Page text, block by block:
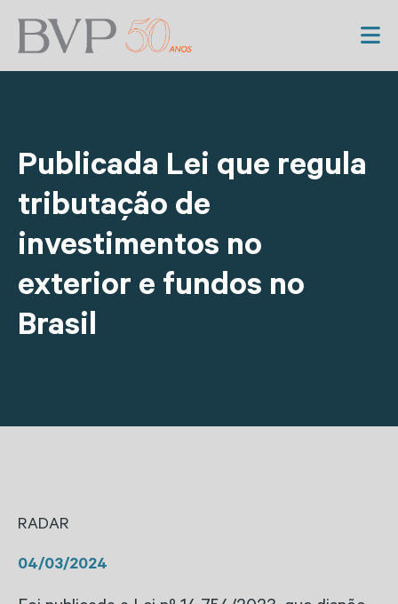
Publicada Lei que regula
tributação de
investimentos no
exterior e fundos no
Brasil
RADAR
04/03/2024